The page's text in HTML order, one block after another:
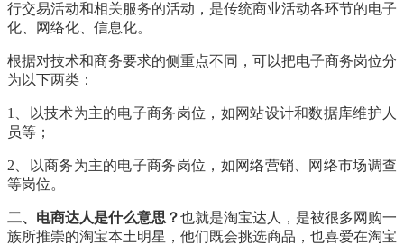
行交易活动和相关服务的活动，是传统商业活动各环节的电子
化、网络化、信息化。
根据对技术和商务要求的侧重点不同，可以把电子商务岗位分
为以下两类：
1、以技术为主的电子商务岗位，如网站设计和数据库维护人
员等；
2、以商务为主的电子商务岗位，如网络营销、网络市场调查
等岗位。
二、电商达人是什么意思？也就是淘宝达人，是被很多网购一
族所推崇的淘宝本土明星，他们既会挑选商品，也喜爱在淘宝